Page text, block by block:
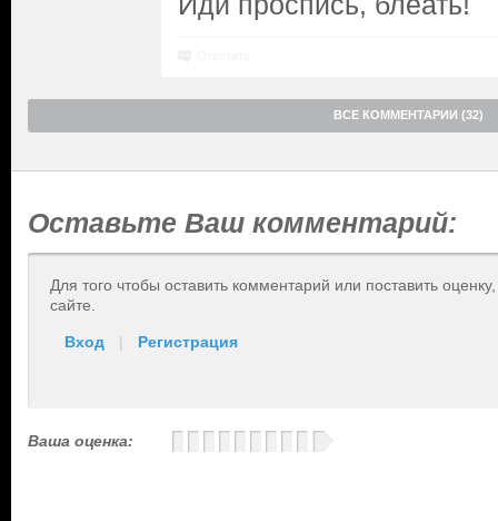
ВСЕ КОММЕНТАРИИ (32)
Оставьте Ваш комментарий:
Для того чтобы оставить комментарий или поставить
сайте.
Вход | Регистрация
Ваша оценка: